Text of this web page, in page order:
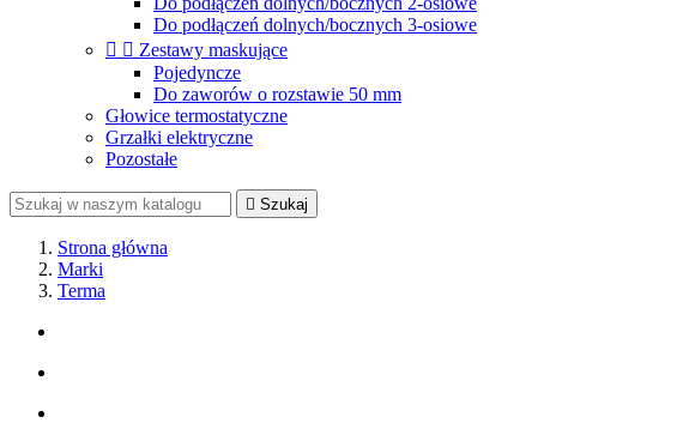
Do podłączeń dolnych/bocznych 3-osiowe
  Zestawy maskujące
Pojedyncze
Do zaworów o rozstawie 50 mm
Głowice termostatyczne
Grzałki elektryczne
Pozostałe
 Szukaj
Strona główna
Marki
Terma